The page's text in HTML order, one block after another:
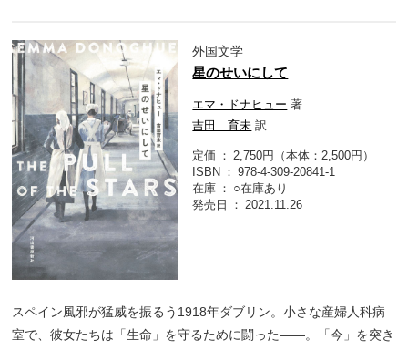
外国文学
星のせいにして
エマ・ドナヒュー 著
吉田 育未 訳
定価
2,750円（本体：2,500円）
ISBN
978-4-309-20841-1
在庫
○在庫あり
発売日
2021.11.26
スペイン風邪が猛威を振るう1918年ダブリン。小さな産婦人科病
室で、彼女たちは「生命」を守るために闘った――。「今」を突き